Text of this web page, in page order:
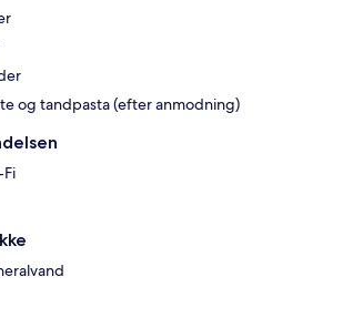
og tandpasta (efter anmodning)